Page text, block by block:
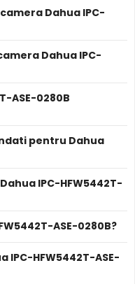
lumina in infrarosu
de culoare, iar pe
este dotata cu functia
in functie de
de suprasaturare a
ASE-0280B
IPC-HFW5442T-ASE-0280B
Dahua IPC-
Dahua IPC-
ASE-0280B
pentru Dahua
IPC-HFW5442T-
ASE-0280B?
HFW5442T-ASE-